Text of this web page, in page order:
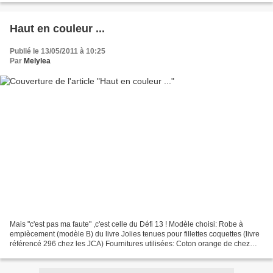
Haut en couleur ...
Publié le 13/05/2011 à 10:25
Par Melylea
Mais "c'est pas ma faute" ,c'est celle du Défi 13 ! Modèle choisi: Robe à
empiècement (modèle B) du livre Jolies tenues pour fillettes coquettes (livre
référencé 296 chez les JCA) Fournitures utilisées: Coton orange de chez